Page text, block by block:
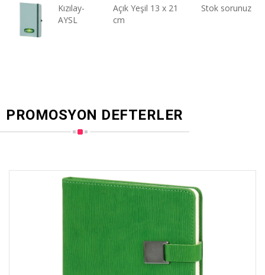
Kızılay-
AYSL
Açık Yeşil 13 x 21
cm
Stok sorunuz
PROMOSYON DEFTERLER